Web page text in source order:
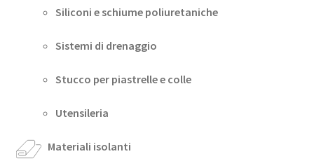
Siliconi e schiume poliuretaniche
Sistemi di drenaggio
Stucco per piastrelle e colle
Utensileria
Materiali isolanti